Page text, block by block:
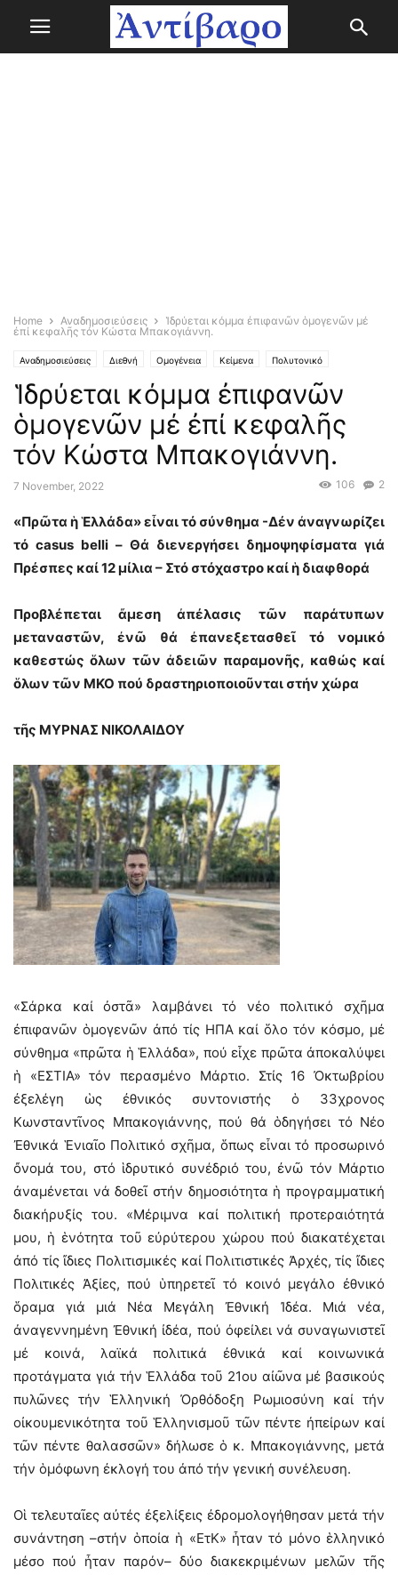
Home Αναδημοσιεύσεις
Ἱδρύεται κόμμα ἐπιφανῶν ὁμογενῶν μέ
ἐπί κεφαλῆς τόν Κώστα Μπακογιάννη.
Αναδημοσιεύσεις Διεθνή Ομογένεια Κείμενα Πολυτονικό
Ἱδρύεται κόμμα ἐπιφανῶν
ὁμογενῶν μέ ἐπί κεφαλῆς
τόν Κώστα Μπακογιάννη.
7 November, 2022 2
106
«Πρῶτα ἡ Ἑλλάδα» εἶναι τό σύνθημα -Δέν ἀναγνωρίζει
τό casus belli – Θά διενεργήσει δημοψηφίσματα γιά
Πρέσπες καί 12 μίλια – Στό στόχαστρο καί ἡ διαφθορά
Προβλέπεται ἄμεση ἀπέλασις τῶν παράτυπων
μεταναστῶν, ἐνῶ θά ἐπανεξετασθεῖ τό νομικό
καθεστώς ὅλων τῶν ἀδειῶν παραμονῆς, καθώς καί
ὅλων τῶν ΜΚΟ πού δραστηριοποιοῦνται στήν χώρα
τῆς ΜΥΡΝΑΣ ΝΙΚΟΛΑΙΔΟΥ
«Σάρκα καί ὀστᾶ» λαμβάνει τό νέο πολιτικό σχῆμα
ἐπιφανῶν ὁμογενῶν ἀπό τίς ΗΠΑ καί ὅλο τόν κόσμο, μέ
σύνθημα «πρῶτα ἡ Ἑλλάδα», πού εἶχε πρῶτα ἀποκαλύψει
ἡ «ΕΣΤΙΑ» τόν περασμένο Μάρτιο. Στίς 16 Ὀκτωβρίου
ἐξελέγη ὡς ἐθνικός συντονιστής ὁ 33χρονος
Κωνσταντῖνος Μπακογιάννης, πού θά ὁδηγήσει τό Νέο
Ἐθνικά Ἑνιαῖο Πολιτικό σχῆμα, ὅπως εἶναι τό προσωρινό
ὄνομά του, στό ἱδρυτικό συνέδριό του, ἐνῶ τόν Μάρτιο
ἀναμένεται νά δοθεῖ στήν δημοσιότητα ἡ προγραμματική
διακήρυξίς του. «Μέριμνα καί πολιτική προτεραιότητά
μου, ἡ ἑνότητα τοῦ εὐρύτερου χώρου πού διακατέχεται
ἀπό τίς ἴδιες Πολιτισμικές καί Πολιτιστικές Ἀρχές, τίς ἴδιες
Πολιτικές Ἀξίες, πού ὑπηρετεῖ τό κοινό μεγάλο ἐθνικό
ὅραμα γιά μιά Νέα Μεγάλη Ἐθνική Ἰδέα. Μιά νέα,
ἀναγεννημένη Ἐθνική ἰδέα, πού ὀφείλει νά συναγωνιστεῖ
μέ κοινά, λαϊκά πολιτικά ἐθνικά καί κοινωνικά
προτάγματα γιά τήν Ἑλλάδα τοῦ 21ου αἰῶνα μέ βασικούς
πυλῶνες τήν Ἑλληνική Ὀρθόδοξη Ρωμιοσύνη καί τήν
οἰκουμενικότητα τοῦ Ἑλληνισμοῦ τῶν πέντε ἠπείρων καί
τῶν πέντε θαλασσῶν» δήλωσε ὁ κ. Μπακογιάννης, μετά
τήν ὁμόφωνη ἐκλογή του ἀπό τήν γενική συνέλευση.
Οἱ τελευταῖες αὐτές ἐξελίξεις ἐδρομολογήθησαν μετά τήν
συνάντηση –στήν ὁποία ἡ «ΕτΚ» ἦταν τό μόνο ἑλληνικό
μέσο πού ἦταν παρόν– δύο διακεκριμένων μελῶν τῆς